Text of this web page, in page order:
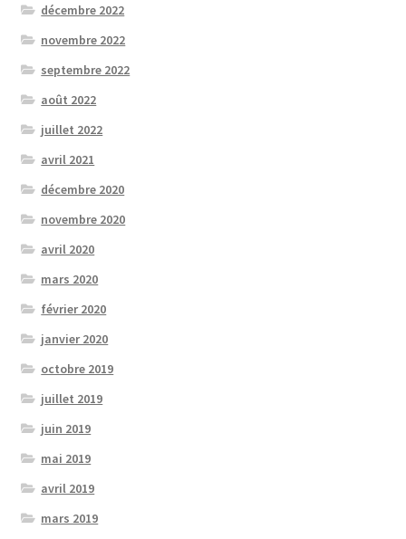
décembre 2022
novembre 2022
septembre 2022
août 2022
juillet 2022
avril 2021
décembre 2020
novembre 2020
avril 2020
mars 2020
février 2020
janvier 2020
octobre 2019
juillet 2019
juin 2019
mai 2019
avril 2019
mars 2019